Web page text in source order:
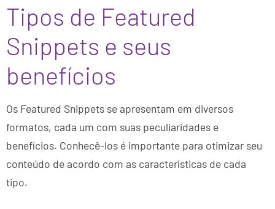
Tipos de Featured
Snippets e seus
benefícios
Os Featured Snippets se apresentam em diversos
formatos, cada um com suas peculiaridades e
benefícios. Conhecê-los é importante para otimizar seu
conteúdo de acordo com as características de cada
tipo.